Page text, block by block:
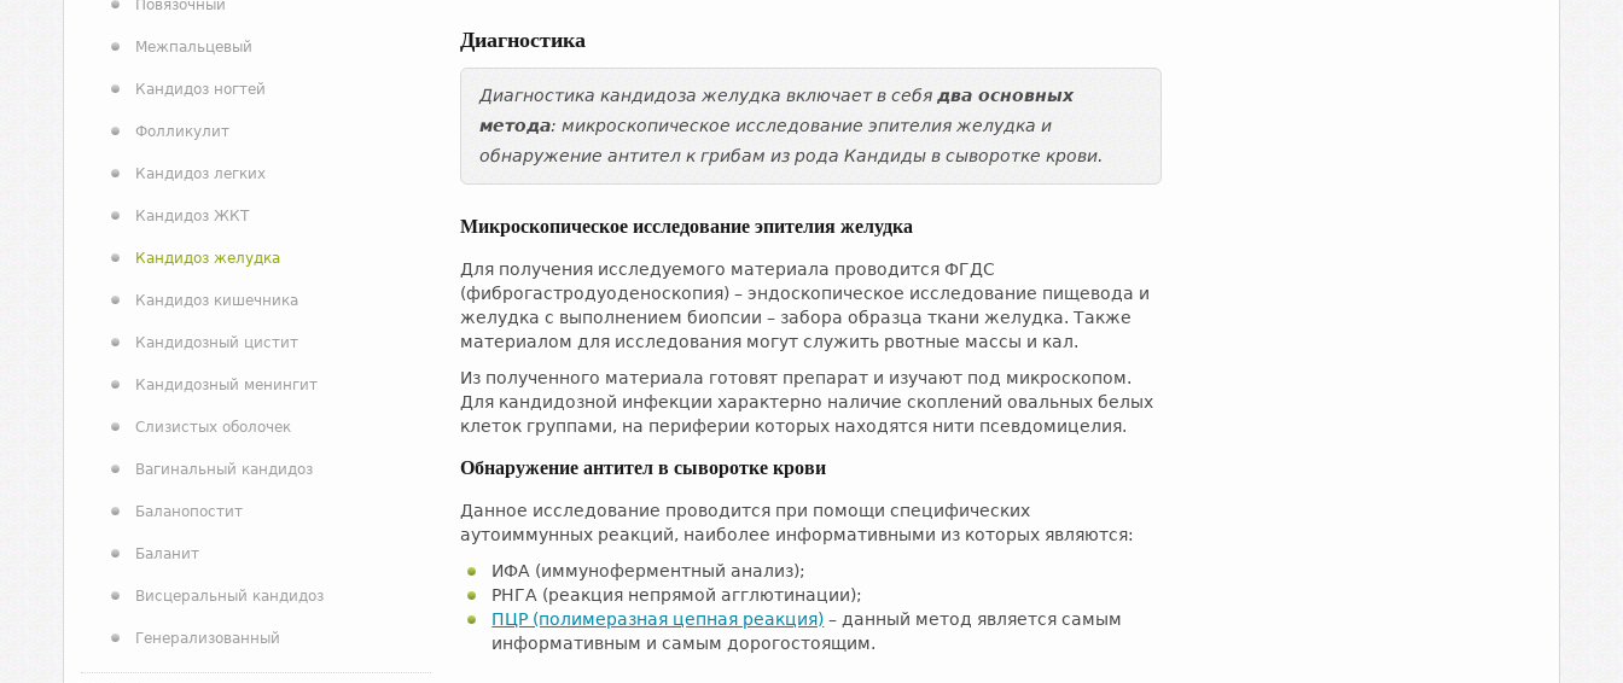
Повязочный
Межпальцевый
Кандидоз ногтей
Фолликулит
Кандидоз легких
Кандидоз ЖКТ
Кандидоз желудка
Кандидоз кишечника
Кандидозный цистит
Кандидозный менингит
Слизистых оболочек
Вагинальный кандидоз
Баланопостит
Баланит
Висцеральный кандидоз
Генерализованный
Диагностика
Диагностика кандидоза желудка включает в себядва основных
метода: микроскопическое исследование эпителия желудка и
обнаружение антител к грибам из рода Кандиды в сыворотке крови.
Микроскопическое исследование эпителия желудка
Для получения исследуемого материала проводится ФГДС
(фиброгастродуоденоскопия) – эндоскопическое исследование пищевода и
желудка с выполнением биопсии – забора образца ткани желудка. Также
материалом для исследования могут служить рвотные массы и кал.
Из полученного материала готовят препарат и изучают под микроскопом.
Для кандидозной инфекции характерно наличие скоплений овальных белых
клеток группами, на периферии которых находятся нити псевдомицелия.
Обнаружение антител в сыворотке крови
Данное исследование проводится при помощи специфических
аутоиммунных реакций, наиболее информативными из которых являются:
ИФА (иммуноферментный анализ);
РНГА (реакция непрямой агглютинации);
ПЦР (полимеразная цепная реакция) – данный метод является самым
информативным и самым дорогостоящим.